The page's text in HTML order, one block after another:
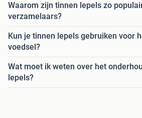
Waarom zijn tinnen lepels zo
verzamelaars?
Kun je tinnen lepels gebruiken voor
voedsel?
Wat moet ik weten over het
lepels?